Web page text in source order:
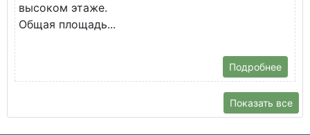
высоком этаже.
Общая площадь...
Подробнее
Показать все